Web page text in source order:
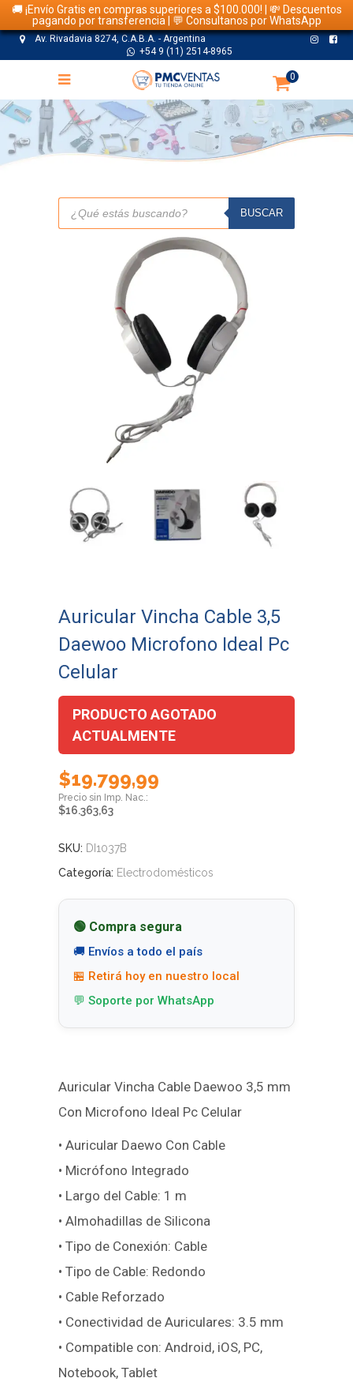
🚚 ¡Envío Gratis en compras superiores a $100.000! | 💸 Descuentos
pagando por transferencia | 💬 Consultanos por WhatsApp
Av. Rivadavia 8274, C.A.B.A. - Argentina
+54 9 (11) 2514-8965
0
TIENDA
Búsqueda
productos
BUSCAR
Auricular Vincha Cable 3,5
Daewoo Microfono Ideal Pc
Celular
PRODUCTO AGOTADO
ACTUALMENTE
$19.799,99
$16.363,63
SKU: DI1037B
Categoría: Electrodomésticos
🟢 Compra segura
🚚 Envíos a todo el país
🏪 Retirá hoy en nuestro local
💬 Soporte por WhatsApp
Auricular Vincha Cable Daewoo 3,5 mm
Con Microfono Ideal Pc Celular
• Auricular Daewo Con Cable
• Micrófono Integrado
• Largo del Cable: 1 m
• Almohadillas de Silicona
• Tipo de Conexión: Cable
• Tipo de Cable: Redondo
• Cable Reforzado
• Conectividad de Auriculares: 3.5 mm
• Compatible con: Android, iOS, PC,
Notebook, Tablet